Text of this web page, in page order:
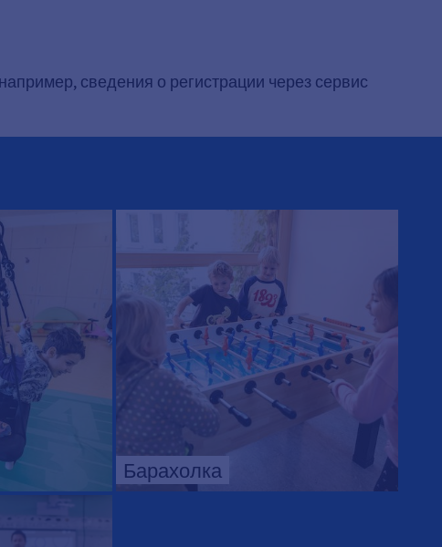
сведения о регистрации через сервис
Барахолка